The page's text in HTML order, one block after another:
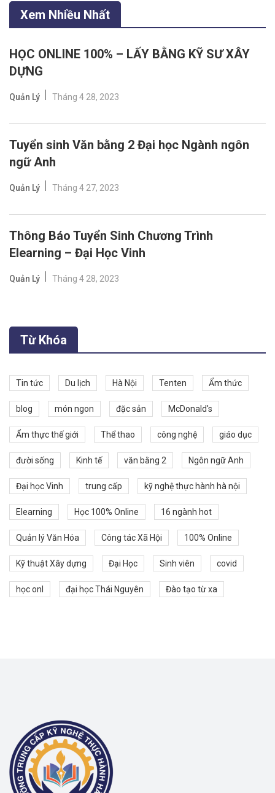
Xem Nhiều Nhất
HỌC ONLINE 100% – LẤY BẰNG KỸ SƯ XÂY
DỰNG
Quản Lý Tháng 4 28, 2023
Tuyển sinh Văn bằng 2 Đại học Ngành ngôn
ngữ Anh
Quản Lý Tháng 4 27, 2023
Thông Báo Tuyển Sinh Chương Trình
Elearning – Đại Học Vinh
Quản Lý Tháng 4 28, 2023
Từ Khóa
Tin tức Du lịch Hà Nội Tenten Ẩm thức
blog món ngon đặc sản McDonald's
Ẩm thực thế giới Thể thao công nghệ giáo dục
đười sống Kinh tế văn bằng 2 Ngôn ngữ Anh
Đại học Vinh trung cấp kỹ nghệ thực hành hà nội
Elearning Học 100% Online 16 ngành hot
Quản lý Văn Hóa Công tác Xã Hội 100% Online
Kỹ thuật Xây dựng Đại Học Sinh viên covid
học onl đại học Thái Nguyên Đào tạo từ xa